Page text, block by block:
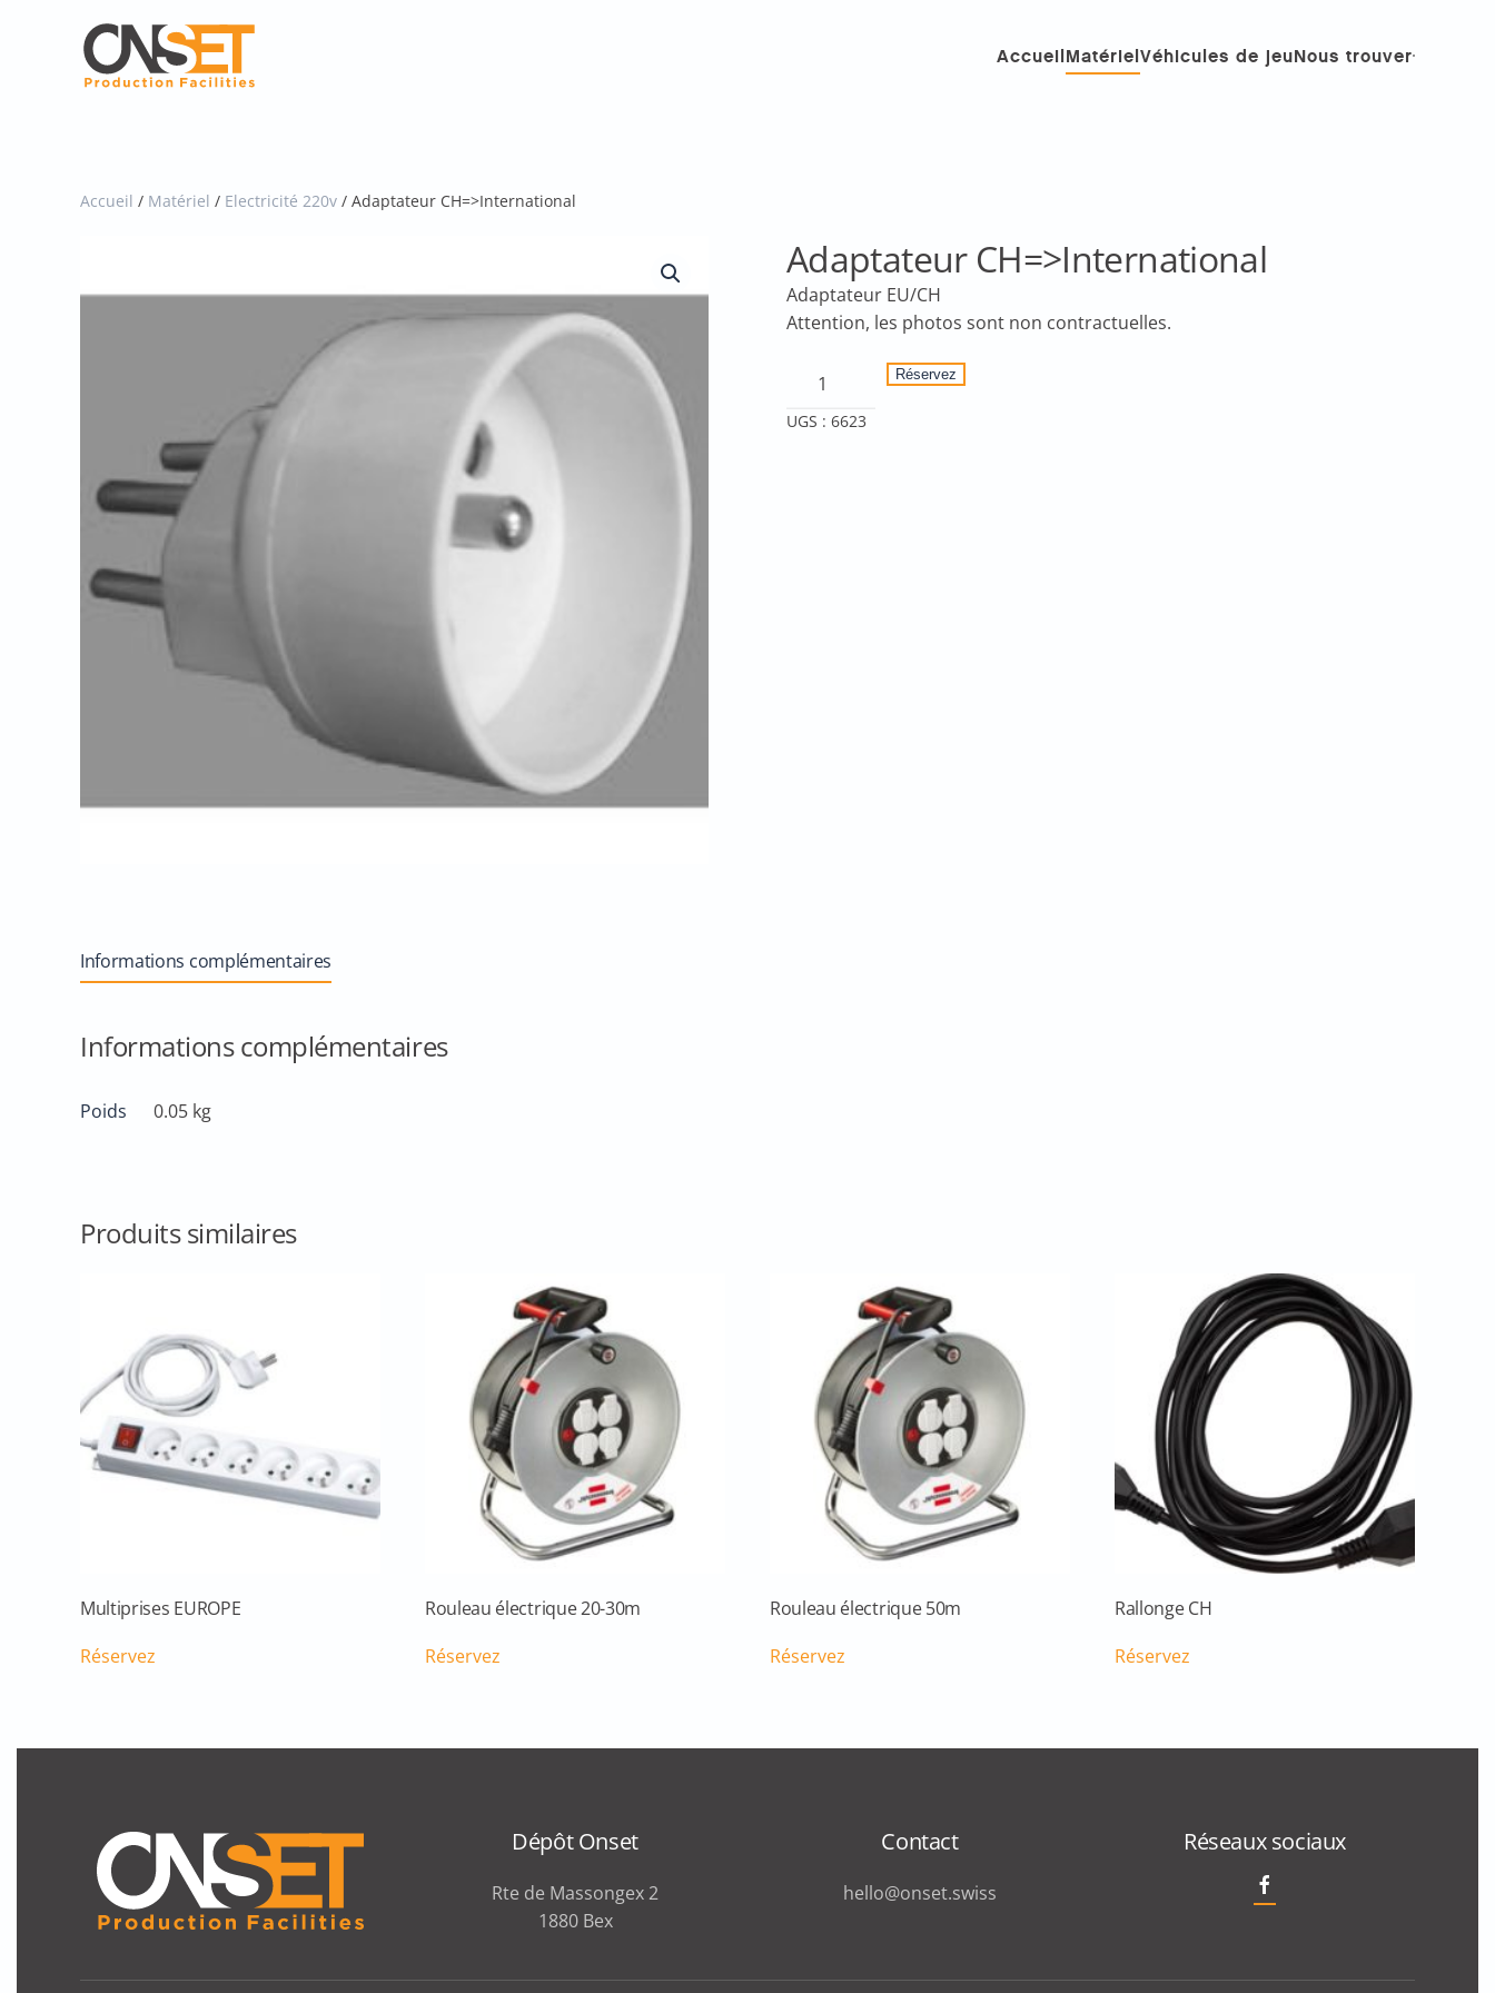
Skip
AccueilMatérielVéhicules de jeuNous trouver
Accueil / Matériel / Electricité 220v / Adaptateur CH=>International
Adaptateur CH=>International
Adaptateur EU/CH
quantité
Adaptateur
Réservez
UGS : 6623
Informations complémentaires
Informations complémentaires
Poids 0.05 kg
Produits similaires
Multiprises EUROPE
Réservez
Rouleau électrique 20-30m
Réservez
Rouleau électrique 50m
Réservez
Rallonge CH
Réservez
Dépôt Onset
Rte de Massongex 2
1880 Bex
Contact
hello@onset.swiss
Réseaux sociaux